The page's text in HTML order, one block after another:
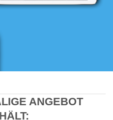
ANGEBOT